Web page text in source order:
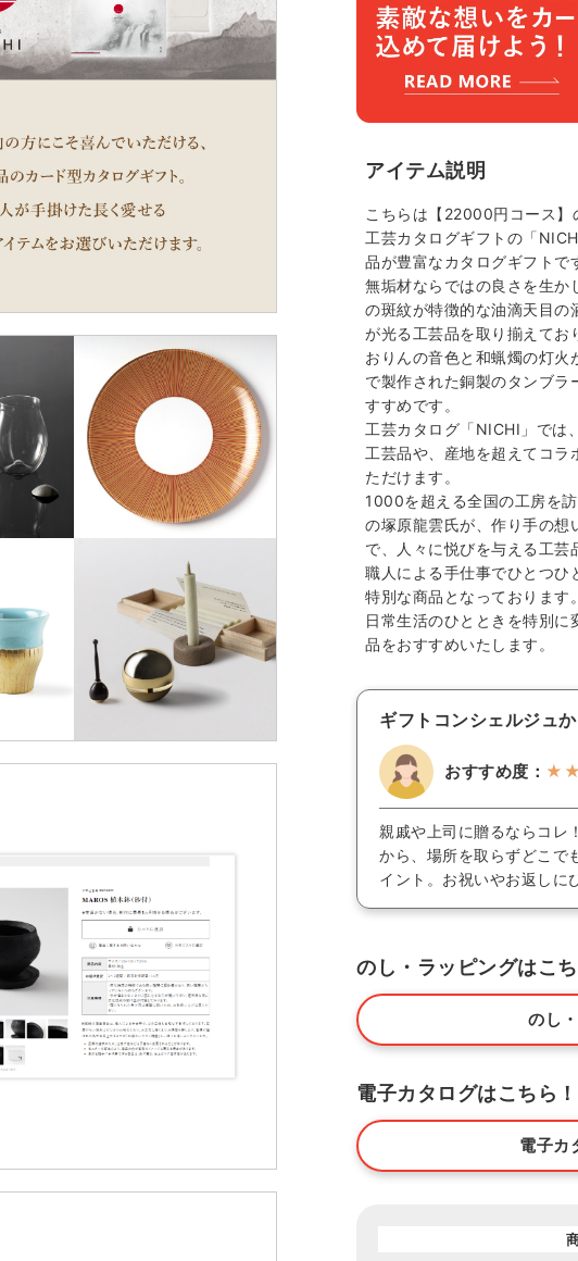
アイテム説明
こちらは【22000円コース】
工芸カタログギフトの「
品が豊富なカタログギフトで
無垢材ならではの良さを生か
の斑紋が特徴的な油滴天目の
が光る工芸品を取り揃えてお
おりんの音色と和蝋燭の灯
で製作された銅製のタンブ
すすめです。
工芸カタログ「NICHI」では
工芸品や、産地を超えてコ
ただけます。
1000を超える全国の工房を
の塚原龍雲氏が、作り手の想
で、人々に悦びを与える工芸
職人による手仕事でひとつひ
特別な商品となっております
日常生活のひとときを特別
品をおすすめいたします。
ギフトコンシェルジュ
おすすめ度：
親戚や上司に贈るならコレ
から、場所を取らずどこで
イント。お祝いやお返しに
のし・ラッピングはこ
のし
電子カタログはこちら！
電子カ